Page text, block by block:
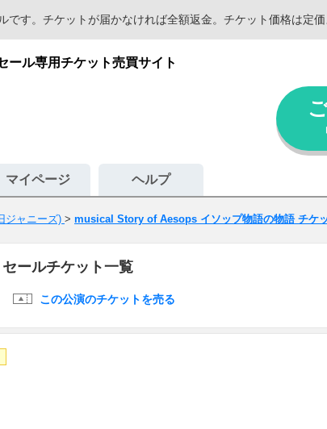
す。チケットが届かなければ全額返金。チケット価格は定価
ル専用チケット売買サイト
マイページ ヘルプ
ジャニーズ) > musical Story of Aesops イソップ物語の物語 チケ
ールチケット一覧
この公演のチケットを売る